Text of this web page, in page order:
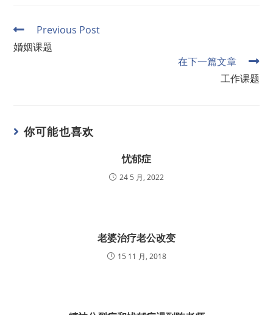
Previous Post
婚姻课题
在下一篇文章
工作课题
你可能也喜欢
忧郁症
24 5 月, 2022
老婆治疗老公改变
15 11 月, 2018